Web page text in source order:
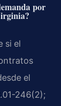
por
si el
el
246(2);